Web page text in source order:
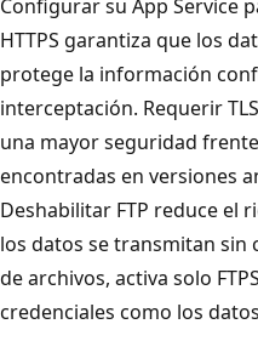
Configurar su App Service
HTTPS garantiza que los
protege la información
interceptación. Requerir
una mayor seguridad
encontradas en versiones
Deshabilitar FTP reduce el
los datos se transmitan sin
de archivos, activa solo
credenciales como los